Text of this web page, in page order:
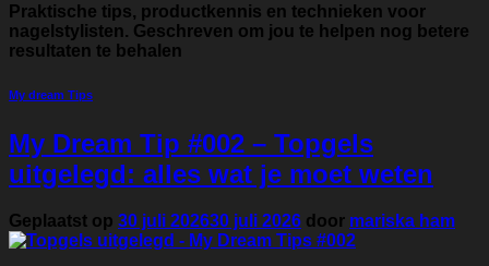
Praktische tips, productkennis en technieken voor
nagelstylisten. Geschreven om jou te helpen nog betere
resultaten te behalen
My dream Tips
My Dream Tip #002 – Topgels
uitgelegd: alles wat je moet weten
Geplaatst op 30 juli 202630 juli 2026 door mariska ham